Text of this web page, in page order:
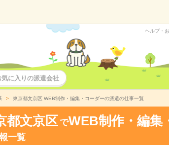
ヘルプ・
気に入りの派遣会社
東京都文京区 WEB制作・編集・コーダーの派遣の仕事一覧
都文京区 でWEB制作・編集
一覧